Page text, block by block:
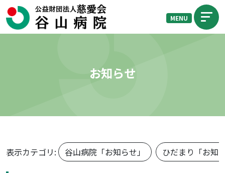
MENU
お知らせ
表示カテゴリ: 谷山病院「お知らせ」 ひだまり「お知